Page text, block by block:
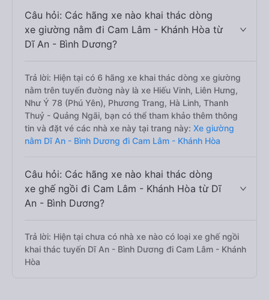
Câu hỏi: Các hãng xe nào khai thác dòng
xe giường nằm đi Cam Lâm - Khánh Hòa từ
Dĩ An - Bình Dương?
Trả lời: Hiện tại có 6 hãng xe khai thác dòng xe giường
nằm trên tuyến đường này là xe Hiếu Vinh, Liên Hưng,
Như Ý 78 (Phú Yên), Phương Trang, Hà Linh, Thanh
Thuỷ - Quảng Ngãi, bạn có thể tham khảo thêm thông
tin và đặt vé các nhà xe này tại trang này: Xe giường
nằm Dĩ An - Bình Dương đi Cam Lâm - Khánh Hòa
Câu hỏi: Các hãng xe nào khai thác dòng
xe ghế ngồi đi Cam Lâm - Khánh Hòa từ Dĩ
An - Bình Dương?
Trả lời: Hiện tại chưa có nhà xe nào có loại xe ghế ngồi
khai thác tuyến Dĩ An - Bình Dương đi Cam Lâm - Khánh
Hòa